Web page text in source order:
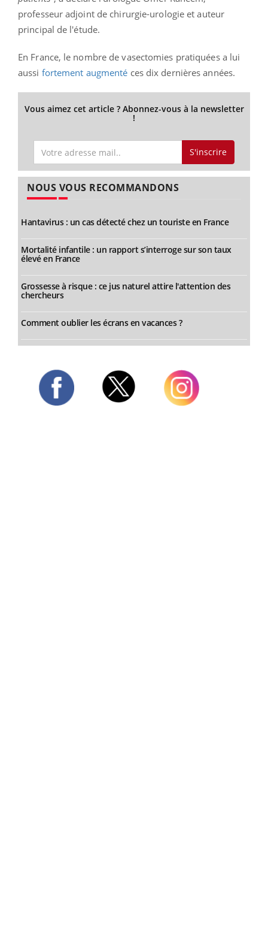
professeur adjoint de chirurgie-urologie et auteur
principal de l'étude.
En France, le nombre de vasectomies pratiquées a lui
aussi fortement augmenté ces dix dernières années.
Vous aimez cet article ? Abonnez-vous à la newsletter
!
S'inscrire
NOUS VOUS RECOMMANDONS
Hantavirus : un cas détecté chez un touriste en France
Mortalité infantile : un rapport s’interroge sur son taux
élevé en France
Grossesse à risque : ce jus naturel attire l'attention des
chercheurs
Comment oublier les écrans en vacances ?